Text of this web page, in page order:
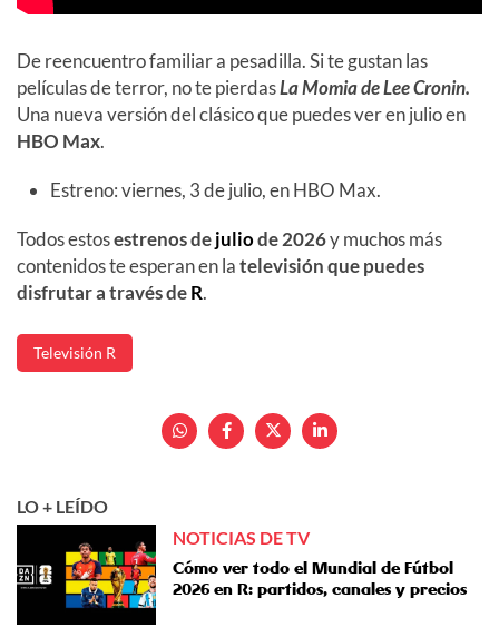
De reencuentro familiar a pesadilla. Si te gustan las
películas de terror, no te pierdasLa Momia de Lee Cronin.
Una nueva versión del clásico que puedes ver en julio en
HBO Max.
Estreno: viernes, 3 de julio, en HBO Max.
Todos estosestrenos dejuliode 2026y muchos más
contenidos te esperan en latelevisión que puedes
disfrutar a través deR.
Televisión R
LO + LEÍDO
NOTICIAS DE TV
Cómo ver todo el Mundial de Fútbol
2026 en R: partidos, canales y precios